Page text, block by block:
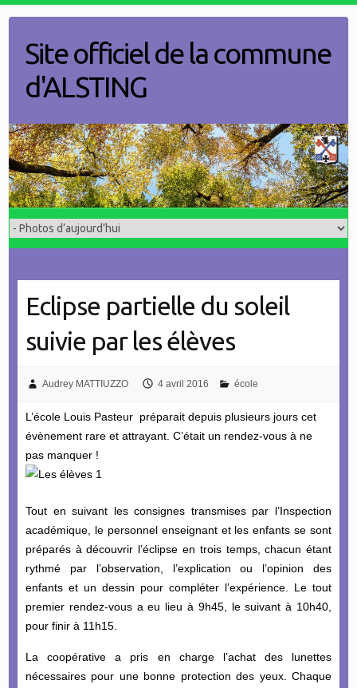
contentSite officiel de la commune
d'ALSTING
Eclipse partielle du soleil
suivie par les élèves
Audrey MATTIUZZO 4 avril 2016 école
L’école Louis Pasteur préparait depuis plusieurs jours cet
évènement rare et attrayant. C’était un rendez-vous à ne
pas manquer !
Tout en suivant les consignes transmises par l’Inspection
académique, le personnel enseignant et les enfants se sont
préparés à découvrir l’éclipse en trois temps, chacun étant
rythmé par l’observation, l’explication ou l’opinion des
enfants et un dessin pour compléter l’expérience. Le tout
premier rendez-vous a eu lieu à 9h45, le suivant à 10h40,
pour finir à 11h15.
La coopérative a pris en charge l’achat des lunettes
nécessaires pour une bonne protection des yeux. Chaque